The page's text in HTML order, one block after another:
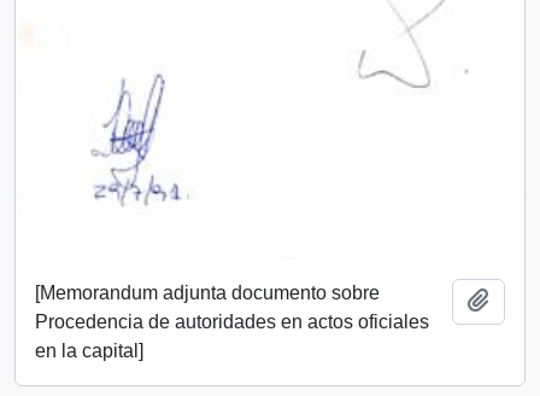
[Memorandum adjunta documento sobre
Procedencia de autoridades en actos oficiales
en la capital]